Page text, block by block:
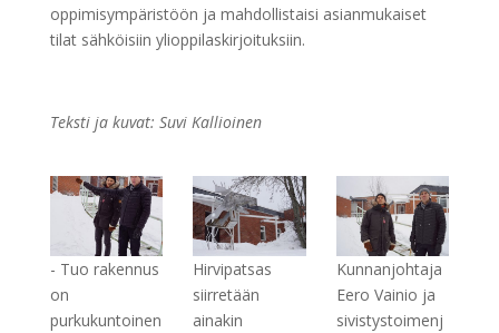
oppimisympäristöön ja mahdollistaisi asianmukaiset
tilat sähköisiin ylioppilaskirjoituksiin.
Teksti ja kuvat: Suvi Kallioinen
- Tuo rakennus
on
purkukuntoinen
Hirvipatsas
siirretään
ainakin
Kunnanjohtaja
Eero Vainio ja
sivistystoimenj